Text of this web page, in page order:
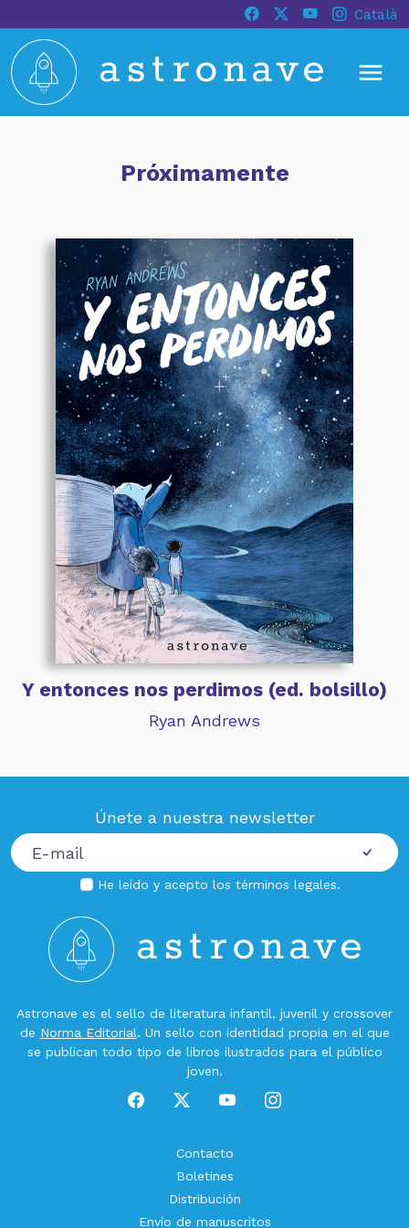
Català
Próximamente
Y entonces nos perdimos (ed. bolsillo)
Ryan Andrews
Únete a nuestra newsletter
He leído y acepto los términos legales.
Astronave es el sello de literatura infantil, juvenil y crossover
de Norma Editorial. Un sello con identidad propia en el que
se publican todo tipo de libros ilustrados para el público
joven.
Contacto
Boletines
Distribución
Envío de manuscritos